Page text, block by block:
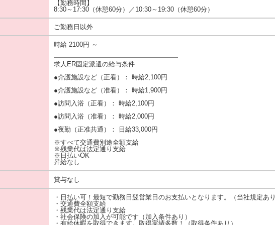
【勤務時間】
8:30～17:30（休憩60分）／10:30～19:30（休憩60分）
ご勤務日以外
時給 2100円 ～
━━━━━━━━━━━━━━━━━━━
求人ER固定派遣の給与条件
●介護施設など（正看）： 時給2,100円
●介護施設など（准看）： 時給1,900円
●訪問入浴（正看）： 時給2,100円
●訪問入浴（准看）： 時給2,000円
●夜勤（正准共通）： 日給33,000円
※すべて交通費別途全額支給
※残業代は法定通り支給
※日払いOK
昇給なし
賞与なし
・日払い可！最短で勤務日翌営業日のお支払いとなります。（当社規定あ
・交通費全額支給
・残業代は法定通り支給
・社会保険の加入が可能です（加入条件あり）
・有給休暇を取得できます。取得実績多数！（取得条件あり）